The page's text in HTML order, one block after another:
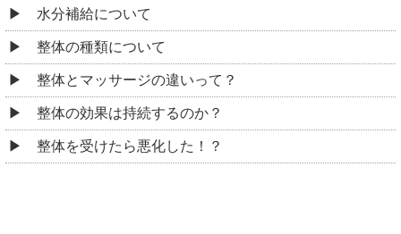
水分補給について
整体の種類について
整体とマッサージの違いって？
整体の効果は持続するのか？
整体を受けたら悪化した！？